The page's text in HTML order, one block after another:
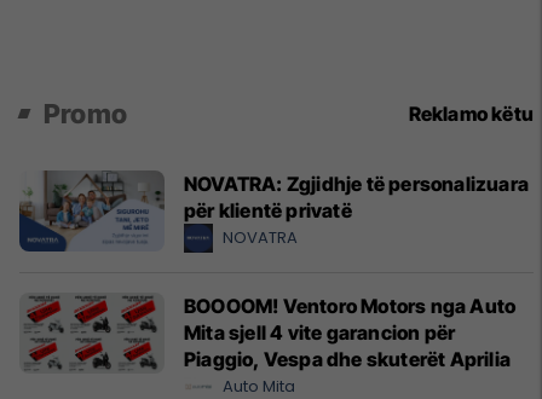
Promo Reklamo këtu
NOVATRA: Zgjidhje të personalizuara
për klientë privatë
NOVATRA
BOOOOM! Ventoro Motors nga Auto
Mita sjell 4 vite garancion për
Piaggio, Vespa dhe skuterët Aprilia
Auto Mita